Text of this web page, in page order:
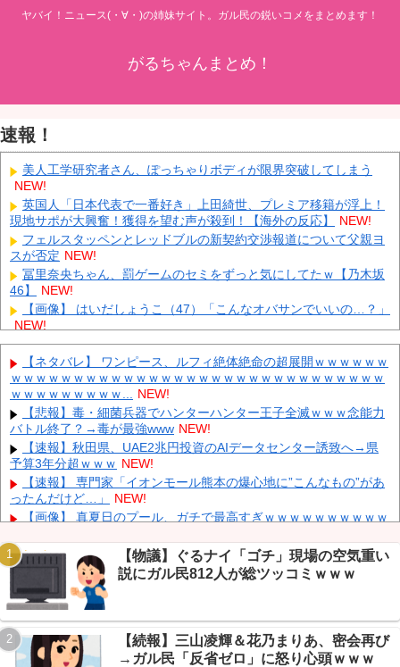
ヤバイ！ニュース(・∀・)の姉妹サイト。ガル民の鋭いコメをまとめます！
がるちゃんまとめ！
速報！
美人工学研究者さん、ぽっちゃりボディが限界突破してしまう
NEW!
英国人「日本代表で一番好き」上田綺世、プレミア移籍が浮上！
現地サポが大興奮！獲得を望む声が殺到！【海外の反応】
NEW!
フェルスタッペンとレッドブルの新契約交渉報道について父親ヨ
スが否定 NEW!
冨里奈央ちゃん、罰ゲームのセミをずっと気にしてたｗ【乃木坂
46】
NEW!
【画像】 はいだしょうこ（47）「こんなオバサンでいいの…？」
NEW!
ダイソーの220円のUSBケーブルが3ヶ月でダメになったんやが
NEW!
中国「大洪水！」三峡ダム「大雨で増水（台風直撃前」中国ダム
「緊急放流！」中国鉄道「列車が走行中に流される」中国避難所
「支援物資は有料です」謎の勢力「え」→ NEW!
韓国人の対日好感度が過去最高に、「ノージャパン」は終わっ
た？＝ネット「中国より100倍いい」 NEW!
【速報】 毎日新聞のベテラン記者を逮捕 包丁で夫を脅した容疑
NEW!
中国人のリウさん、新エネ車で国境越えたら遠隔操作で30時間ロ
ックされる！ NEW!
Powered by livedoor 相互RSS
【ネタバレ】 ワンピース、ルフィ絶体絶命の超展開ｗｗｗｗｗｗ
ｗｗｗｗｗｗｗｗｗｗｗｗｗｗｗｗｗｗｗｗｗｗｗｗｗｗｗｗｗｗ
ｗｗｗｗｗｗｗｗｗ... NEW!
【悲報】毒・細菌兵器でハンターハンター王子全滅ｗｗｗ念能力
バトル終了？→毒が最強www NEW!
【速報】秋田県、UAE2兆円投資のAIデータセンター誘致へ→県
予算3年分超ｗｗｗ NEW!
【速報】 専門家「イオンモール熊本の爆心地に”こんなもの”があ
ったんだけど…」
NEW!
【画像】 真夏日のプール、ガチで最高すぎｗｗｗｗｗｗｗｗｗｗ
内田梨瑚受刑者「社会に戻りたいです」 NEW!
【悲報】免許取り立て大学生、AT限定煽るも→40万かけてペーパ
ードライバーだったｗｗｗ
【保存版】657レスの絵晒しスレ、イッチが全部を全力で褒めた
結果→まさかの神スレ化ｗｗｗ NEW!
【炎上】岸谷蘭丸(25)の喫煙者権利論→芸スポ+民「払うのが嫌な
ら吸うな」総ツッコミｗｗｗ
NEW!
【物議】ぐるナイ「ゴチ」現場の空気重い
説にガル民812人が総ツッコミｗｗｗ
【続報】三山凌輝＆花乃まりあ、密会再び
→ガル民「反省ゼロ」に怒り心頭ｗｗｗ